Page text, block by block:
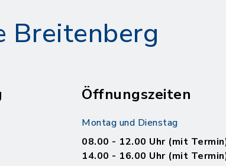
Breitenberg
Öffnungszeiten
Montag und Dienstag
08.00 - 12.00 Uhr (mit
14.00 - 16.00 Uhr (mit